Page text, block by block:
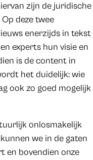
zijn de juridische
Op deze twee
enerzijds in tekst
experts hun visie en
is de content in
het duidelijk: wie
ook zo goed mogelijk
onlosmakelijk
we in de gaten
en bovendien onze